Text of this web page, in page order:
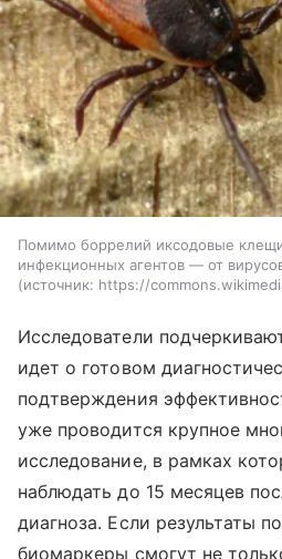
Помимо боррелий иксодовые
инфекционных агентов — от
источник: https://
Исследователи
идет о готовом
подтверждения
уже проводится крупное
исследование, в рамках
наблюдать до 15 месяцев
диагноза. Если результаты
биомаркеры смогут не